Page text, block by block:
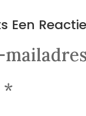
Een Reactie
*